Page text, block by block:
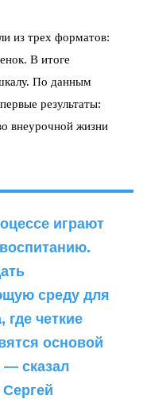
из трех форматов:
В итоге
По данным
результаты:
внеурочной жизни
играют
среду для
где четкие
основой
сказал